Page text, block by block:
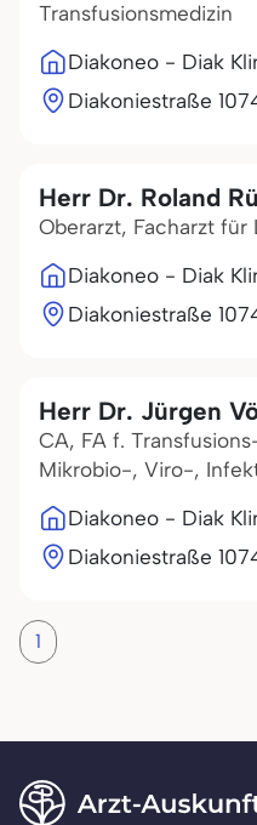
Transfusionsmedizin
Diakoneo - Diak
Diakoniestraße 10
Herr Dr. Roland
Oberarzt, Facharzt für
Diakoneo - Diak
Diakoniestraße 10
Herr Dr. Jürgen
CA, FA f.
Mikrobio-, Viro-,
Diakoneo - Diak
Diakoniestraße 10
1